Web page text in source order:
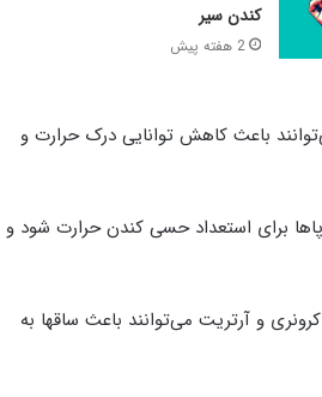
کندن سیر
2 هفته پیش
باعث کاهش توانایی درک حرارت و
برای استعداد حسی کندن حرارت شود و
و آرتریت می‌توانند باعث ساقها به